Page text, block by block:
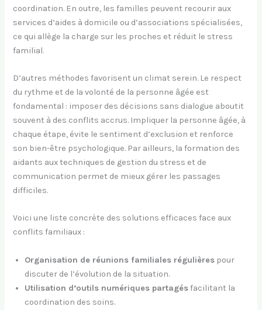
coordination. En outre, les familles peuvent recourir aux
services d’aides à domicile ou d’associations spécialisées,
ce qui allège la charge sur les proches et réduit le stress
familial.
D’autres méthodes favorisent un climat serein. Le respect
du rythme et de la volonté de la personne âgée est
fondamental : imposer des décisions sans dialogue aboutit
souvent à des conflits accrus. Impliquer la personne âgée, à
chaque étape, évite le sentiment d’exclusion et renforce
son bien-être psychologique. Par ailleurs, la formation des
aidants aux techniques de gestion du stress et de
communication permet de mieux gérer les passages
difficiles.
Voici une liste concrète des solutions efficaces face aux
conflits familiaux :
Organisation de réunions familiales régulières pour
discuter de l’évolution de la situation.
Utilisation d’outils numériques partagésfacilitant la
coordination des soins.